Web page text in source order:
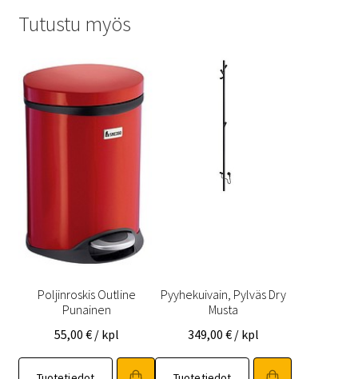
Tutustu myös
Poljinroskis Outline
Punainen
55,00 € / kpl
Pyyhekuivain, Pylväs Dry
Musta
349,00€ / kpl